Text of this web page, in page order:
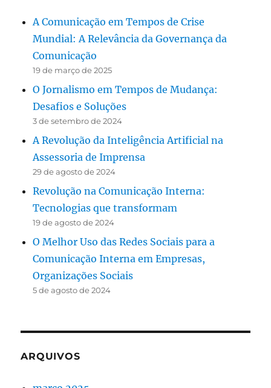
A Comunicação em Tempos de Crise
Mundial: A Relevância da Governança da
Comunicação
19 de março de 2025
O Jornalismo em Tempos de Mudança:
Desafios e Soluções
3 de setembro de 2024
A Revolução da Inteligência Artificial na
Assessoria de Imprensa
29 de agosto de 2024
Revolução na Comunicação Interna:
Tecnologias que transformam
19 de agosto de 2024
O Melhor Uso das Redes Sociais para a
Comunicação Interna em Empresas,
Organizações Sociais
5 de agosto de 2024
ARQUIVOS